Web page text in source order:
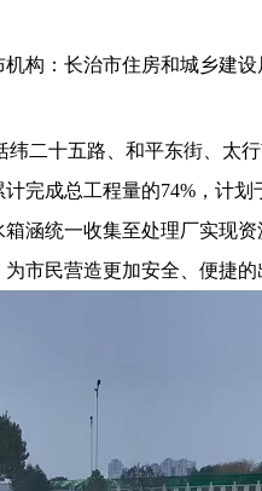
构：长治市住房和城乡建设
二十五路、和平东街、太
完成总工程量的74%，计划
涵统一收集至处理厂实现
市民营造更加安全、便捷的